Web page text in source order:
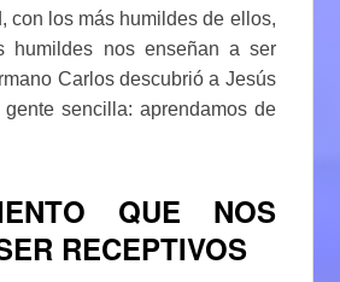
con los más humildes de ellos,
humildes nos enseñan a ser
Carlos descubrió a Jesús
sencilla: aprendamos de
QUE NOS
RECEPTIVOS